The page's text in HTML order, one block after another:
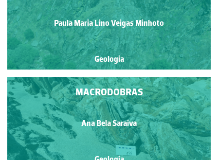
Paula Maria Lino Veigas Minhoto
Geologia
MACRODOBRAS
Ana Bela Saraiva